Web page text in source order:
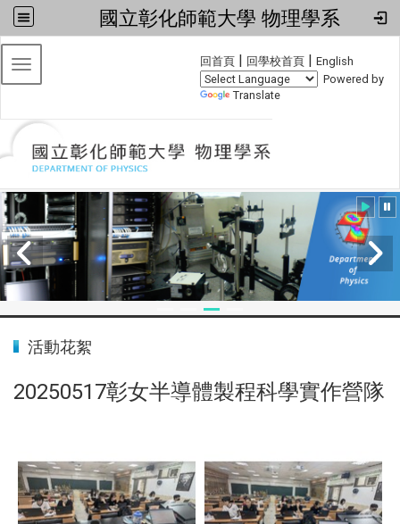
國立彰化師範大學 物理學系
回首頁 | 回學校首頁 | English
Powered by
Translate
Toggle navigation
活動花絮
20250517彰女半導體製程科學實作營隊